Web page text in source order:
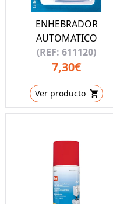
ENHEBRADOR
AUTOMATICO
(REF: 611120)
7,30€
Ver producto